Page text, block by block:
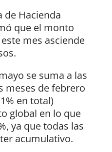
de Hacienda
que el monto
mes asciende
se suma a las
meses de febrero
en total)
global en lo que
ya que todas las
acumulativo.